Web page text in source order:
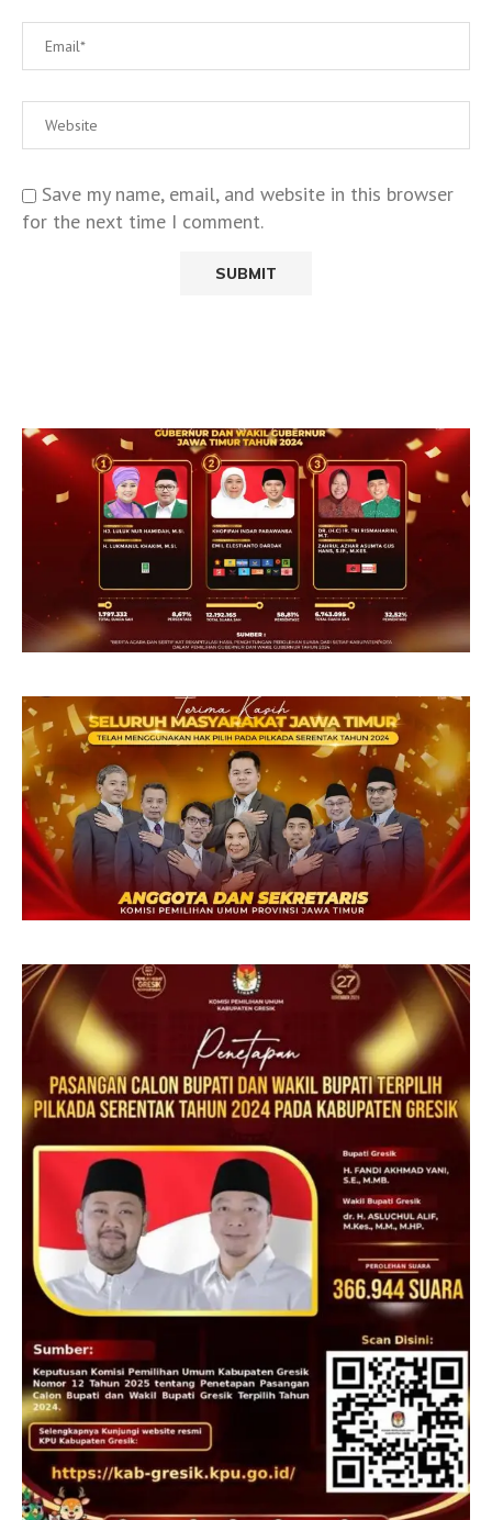
Save my name, email, and website in this browser
for the next time I comment.